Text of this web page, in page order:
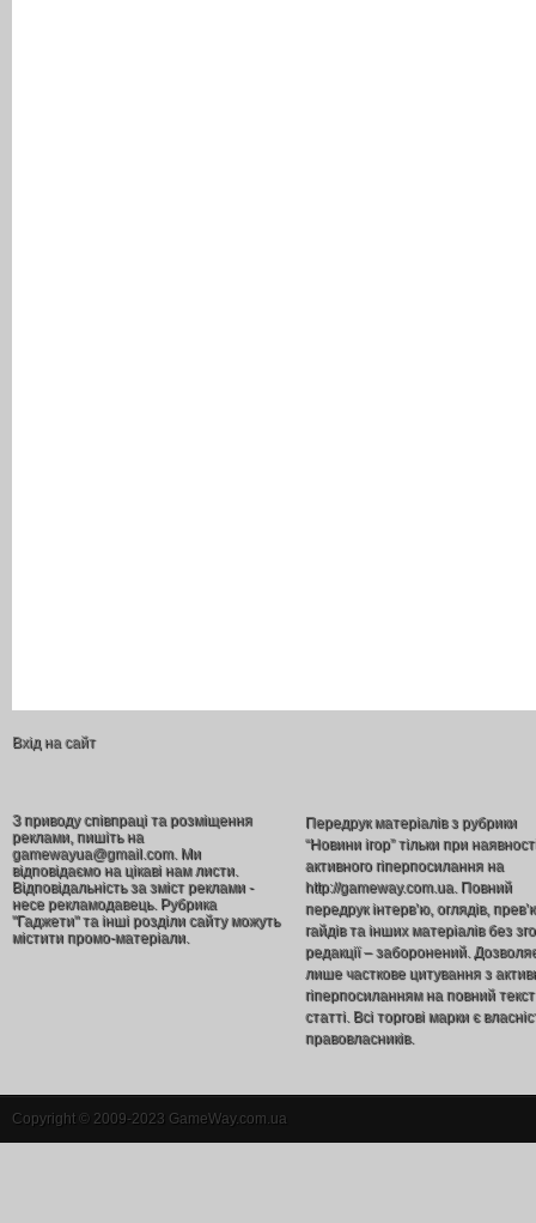
Вхід на сайт
З приводу співпраці та розміщення
реклами, пишіть на
gamewayua@gmail.com. Ми
відповідаємо на цікаві нам листи.
Відповідальність за зміст реклами -
несе рекламодавець. Рубрика
"Гаджети" та інші розділи сайту можуть
містити промо-матеріали.
Передрук матеріалів з рубрики
“Новини ігор” тільки при
активного гіперпосилання на
http://gameway.com.ua. Повний
передрук інтерв’ю, оглядів,
гайдів та інших матеріалів без
редакції – заборонений.
лише часткове цитування з
гіперпосиланням на повний текст
статті. Всі торгові марки є
правовласників.
Copyright © 2009-2023 GameWay.com.ua